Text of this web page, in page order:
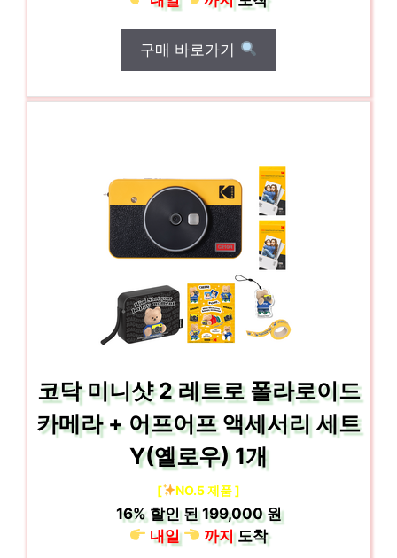
구매 바로가기
코닥 미니샷 2 레트로 폴라로이드
카메라 + 어프어프 액세서리 세트
Y(옐로우) 1개
[ NO.5 제품 ]
16%할인 된199,000 원
내일
까지도착